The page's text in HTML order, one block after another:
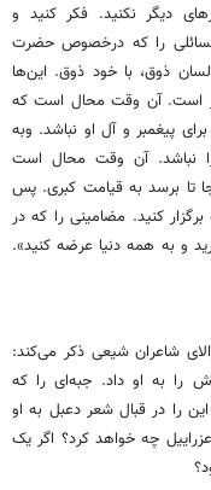
دیگر نکنید. فکر کنید و
را که درخصوص حضرت
ذوق، با خود ذوق. ‏این‌ها
است. آن وقت محال است که
پیغمبر و آل او نباشد. وبه
‏نباشد. آن وقت محال است
تا برسد به قیامت کبری. ‏پس
کنید. مضامینی را که در
و به همه دنیا عرضه کنید».
شاعران شیعی ذکر می‌کند:
را به او داد. جبه‌ای را که
‏را در قبال شعر دعبل به او
چه خواهد کرد؟ اگر ‏یک